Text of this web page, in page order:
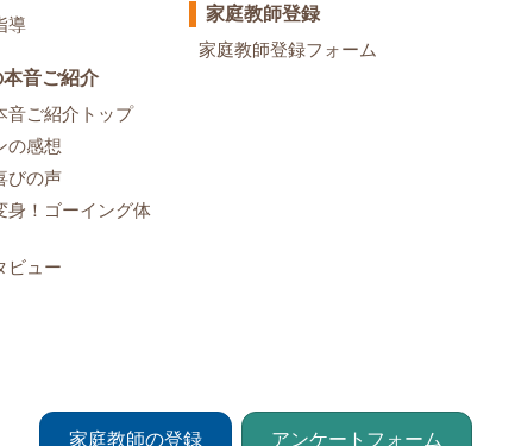
導
音ご紹介
音ご紹介トップ
の感想
びの声
身！ゴーイング体
ビュー
家庭教師登録
家庭教師登録フォーム
家庭教師の登録 アンケートフォーム